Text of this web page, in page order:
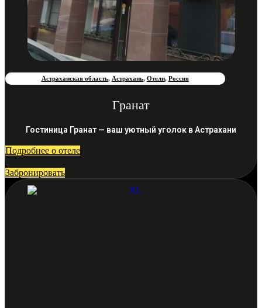
Астраханская область, Астрахань, Отели, Россия
Гранат
Гостиница Гранат — ваш уютный уголок в Астрахани
Подробнее о отеле
Забронировать